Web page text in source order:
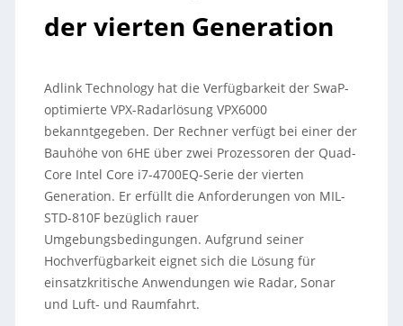
der vierten Generation
Adlink Technology hat die Verfügbarkeit der SwaP-
optimierte VPX-Radarlösung VPX6000
bekanntgegeben. Der Rechner verfügt bei einer der
Bauhöhe von 6HE über zwei Prozessoren der Quad-
Core Intel Core i7-4700EQ-Serie der vierten
Generation. Er erfüllt die Anforderungen von MIL-
STD-810F bezüglich rauer
Umgebungsbedingungen. Aufgrund seiner
Hochverfügbarkeit eignet sich die Lösung für
einsatzkritische Anwendungen wie Radar, Sonar
und Luft- und Raumfahrt.